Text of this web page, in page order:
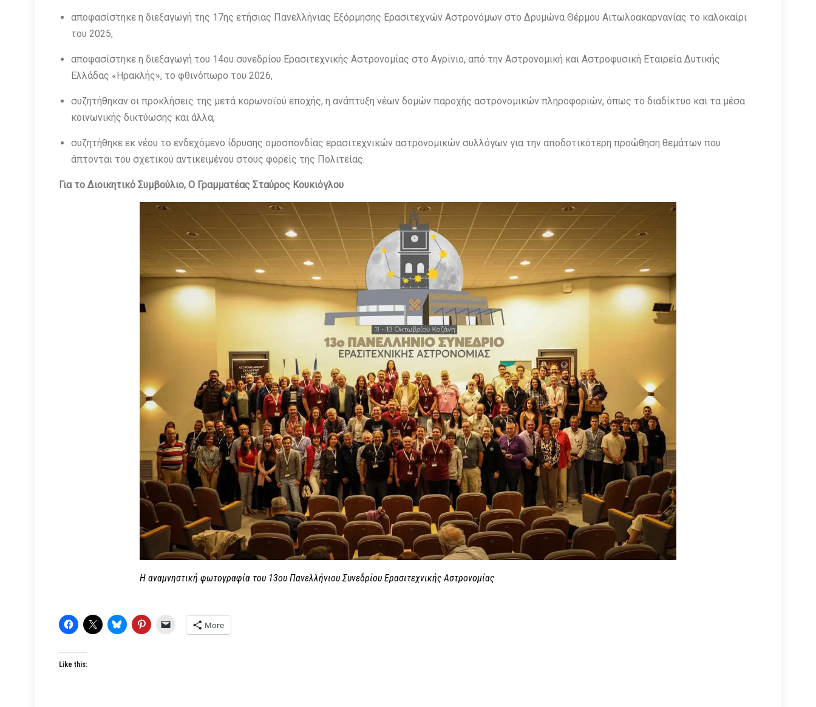
αποφασίστηκε η διεξαγωγή της 17ης ετήσιας Πανελλήνιας Εξόρμησης Ερασιτεχνών Αστρονόμων στο Δρυμώνα Θέρμου Αιτωλοακαρνανίας το καλοκαίρι
του 2025,
αποφασίστηκε η διεξαγωγή του 14ου συνεδρίου Ερασιτεχνικής Αστρονομίας στο Αγρίνιο, από την Αστρονομική και Αστροφυσική Εταιρεία Δυτικής
Ελλάδας «Ηρακλής», το φθινόπωρο του 2026,
συζητήθηκαν οι προκλήσεις της μετά κορωνοϊού εποχής, η ανάπτυξη νέων δομών παροχής αστρονομικών πληροφοριών, όπως το διαδίκτυο και τα μέσα
κοινωνικής δικτύωσης και άλλα,
συζητήθηκε εκ νέου το ενδεχόμενο ίδρυσης ομοσπονδίας ερασιτεχνικών αστρονομικών συλλόγων για την αποδοτικότερη προώθηση θεμάτων που
άπτονται του σχετικού αντικειμένου στους φορείς της Πολιτείας.
Για το Διοικητικό Συμβούλιο, Ο Γραμματέας Σταύρος Κουκιόγλου
Η αναμνηστική φωτογραφία του 13ου Πανελλήνιου Συνεδρίου Ερασιτεχνικής Αστρονομίας
More
Like this: